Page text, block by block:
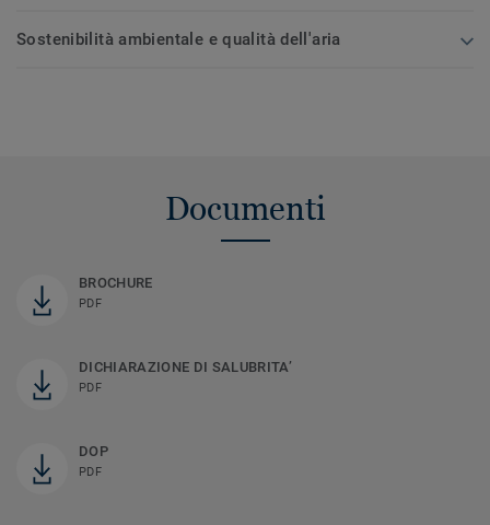
Sostenibilità ambientale e qualità dell'aria
Documenti
BROCHURE
PDF
DICHIARAZIONE DI SALUBRITA’
PDF
DOP
PDF